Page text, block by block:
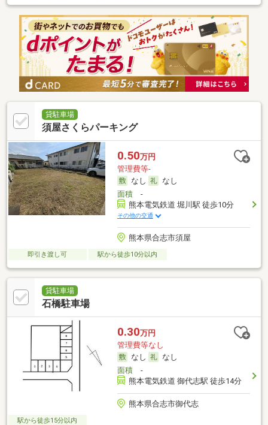
貸駐車場
須屋さくらパーキング
0.50万円
管理費等-
なし
なし
面積-
熊本電気鉄道 堀川駅 徒歩10分
その他の交通
熊本県合志市須屋
即引き渡し可 駅から徒歩10分以内
貸駐車場
石橋駐車場
0.30万円
管理費等なし
なし
なし
面積-
熊本電気鉄道 御代志駅 徒歩14分
熊本県合志市御代志
駅から徒歩15分以内